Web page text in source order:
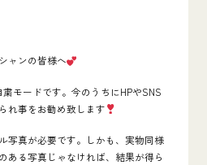
ャンの皆様へ
モードです。今のうちにHPやSNS
れ事をお勧め致します
写真が必要です。しかも、実物同様
ある写真じゃなければ、結果が得ら